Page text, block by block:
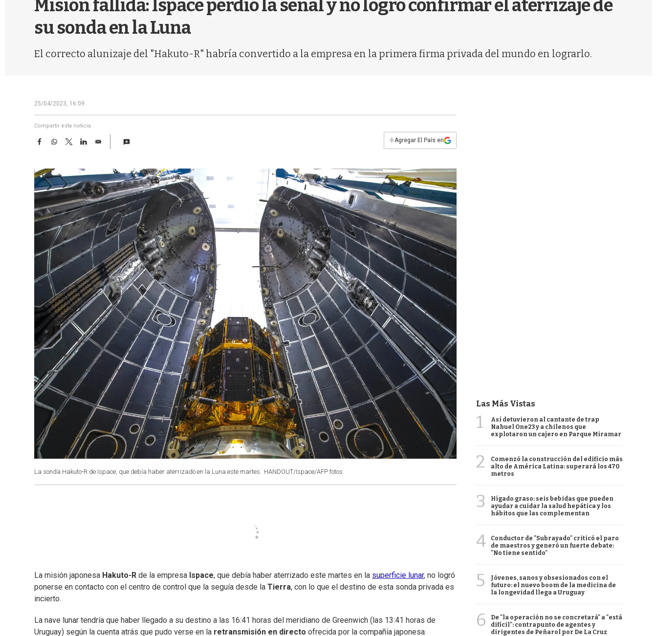
Misión fallida: Ispace perdió la señal y no logró confirmar el aterrizaje de
su sonda en la Luna
El correcto alunizaje del "Hakuto-R" habría convertido a la empresa en la primera firma privada del mundo en lograrlo.
25/04/2023, 16:09
Compartir esta noticia
F
e
b
o
o
k
W
s
A
p
p
T
w
t
e
r
L
k
e
d
I
n
E
l
+Agregar El País en
La sonda Hakuto-R de Ispace, que debía haber aterrizado en la Luna este martes. HANDOUT/Ispace/AFP fotos
La misión japonesa Hakuto-R de la empresa Ispace, que debía haber aterrizado este martes en la superficie lunar, no logró
ponerse en contacto con el centro de control que la seguía desde la Tierra, con lo que el destino de esta sonda privada es
incierto.
La nave lunar tendría que haber llegado a su destino a las 16:41 horas del meridiano de Greenwich (las 13:41 horas de
Uruguay) según la cuenta atrás que pudo verse en la retransmisión en directo ofrecida por la compañía japonesa.
Las Más Vistas
1
Así detuvieron al cantante de trap
Nahuel One23 y a chilenos que
explotaron un cajero en Parque Miramar
2
Comenzó la construcción del edificio más
alto de América Latina: superará los 470
metros
3
Hígado graso: seis bebidas que pueden
ayudar a cuidar la salud hepática y los
hábitos que las complementan
4
Conductor de "Subrayado" criticó el paro
de maestros y generó un fuerte debate:
"No tiene sentido"
5
Jóvenes, sanos y obsesionados con el
futuro: el nuevo boom de la medicina de
la longevidad llega a Uruguay
6
De "la operación no se concretará" a "está
difícil": contrapunto de agentes y
dirigentes de Peñarol por De La Cruz